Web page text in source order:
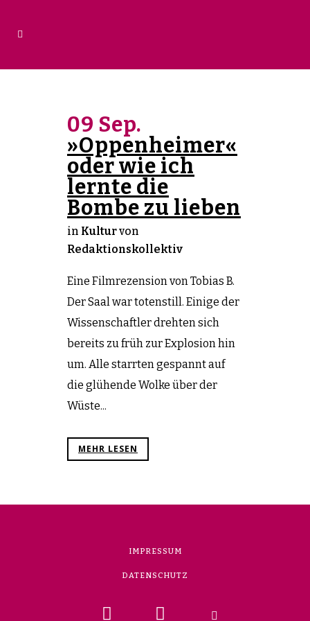
09 Sep.
»Oppenheimer«
oder wie ich
lernte die
Bombe zu lieben
in Kulturvon
Redaktionskollektiv
Eine Filmrezension von Tobias B.
Der Saal war totenstill. Einige der
Wissenschaftler drehten sich
bereits zu früh zur Explosion hin
um. Alle starrten gespannt auf
die glühende Wolke über der
Wüste...
MEHR LESEN
IMPRESSUM
DATENSCHUTZ